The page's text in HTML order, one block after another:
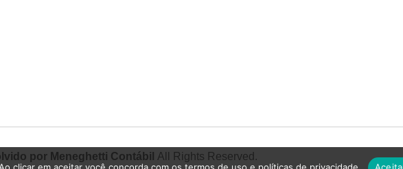
por Meneghetti Contábil All Rights Reserved.